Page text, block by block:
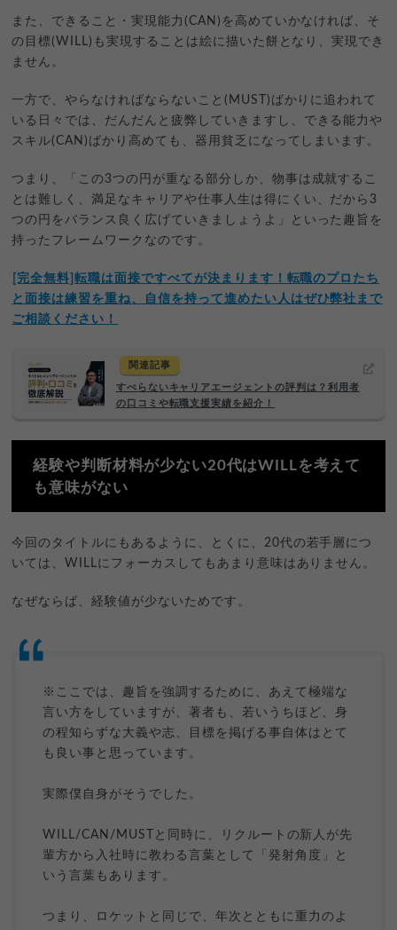
また、できること・実現能力(CAN)を高めていかなければ、そ
の目標(WILL)も実現することは絵に描いた餅となり、実現でき
ません。
一方で、やらなければならないこと(MUST)ばかりに追われて
いる日々では、だんだんと疲弊していきますし、できる能力や
スキル(CAN)ばかり高めても、器用貧乏になってしまいます。
つまり、「この3つの円が重なる部分しか、物事は成就するこ
とは難しく、満足なキャリアや仕事人生は得にくい、だから3
つの円をバランス良く広げていきましょうよ」といった趣旨を
持ったフレームワークなのです。
︎[完全無料]転職は面接ですべてが決まります！転職のプロたち
と面接は練習を重ね、自信を持って進めたい人はぜひ弊社まで
ご相談ください！
関連記事
すべらないキャリアエージェントの評判は？利用者
の口コミや転職支援実績を紹介！
経験や判断材料が少ない20代はWILLを考えて
も意味がない
今回のタイトルにもあるように、とくに、20代の若手層につ
いては、WILLにフォーカスしてもあまり意味はありません。
なぜならば、経験値が少ないためです。
※ここでは、趣旨を強調するために、あえて極端な
言い方をしていますが、著者も、若いうちほど、身
の程知らずな大義や志、目標を掲げる事自体はとて
も良い事と思っています。
実際僕自身がそうでした。
WILL/CAN/MUSTと同時に、リクルートの新人が先
輩方から入社時に教わる言葉として「発射角度」と
いう言葉もあります。
つまり、ロケットと同じで、年次とともに重力のよ